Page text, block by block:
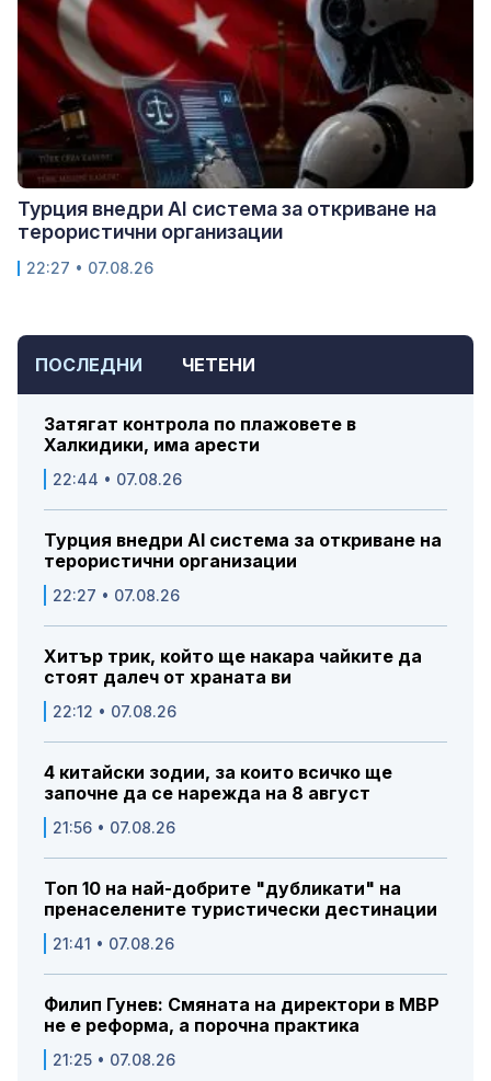
ПОСЛЕДНИ ЧЕТЕНИ
Затягат контрола по плажовете в
Халкидики, има арести
22:44 • 07.08.26
Турция внедри AI система за откриване на
терористични организации
22:27 • 07.08.26
Хитър трик, който ще накара чайките да
стоят далеч от храната ви
22:12 • 07.08.26
4 китайски зодии, за които всичко ще
започне да се нарежда на 8 август
21:56 • 07.08.26
Топ 10 на най-добрите "дубликати" на
пренаселените туристически дестинации
21:41 • 07.08.26
Филип Гунев: Смяната на директори в МВР
не е реформа, а порочна практика
21:25 • 07.08.26
Турция внедри AI система за откриване на
терористични организации
22:27 • 07.08.26